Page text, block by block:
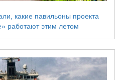
какие павильоны проекта
работают этим летом